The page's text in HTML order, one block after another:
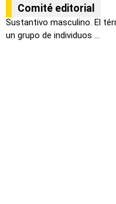
Comité editorial
Sustantivo masculino. El
un grupo de individuos ...